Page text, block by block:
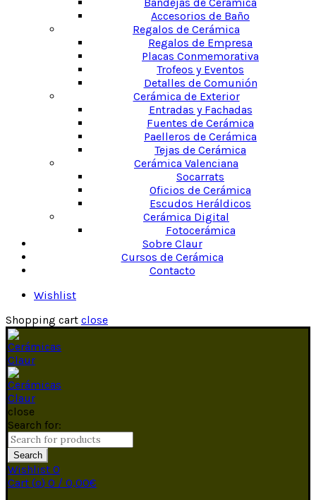
Accesorios de Baño
Regalos de Cerámica
Regalos de Empresa
Placas Conmemorativa
Trofeos y Eventos
Detalles de Comunión
Cerámica de Exterior
Entradas y Fachadas
Fuentes de Cerámica
Paelleros de Cerámica
Tejas de Cerámica
Cerámica Valenciana
Socarrats
Oficios de Cerámica
Escudos Heráldicos
Cerámica Digital
Fotocerámica
Sobre Claur
Cursos de Cerámica
Contacto
Wishlist
Shopping cart close
close
Search for:
Search
Wishlist 0
Cart (o) 0 / 0,00€